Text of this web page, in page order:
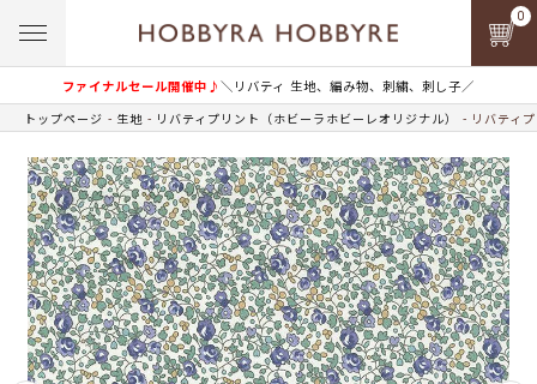
ファイナルセール開催中♪＼リバティ 生地、編み物、刺繍、刺し子／
0
トップページ 生地 リバティプリント（ホビーラホビーレオリジナル） リバティ